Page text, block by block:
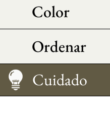
Color
Ordenar
Medir su talla
Cuidado